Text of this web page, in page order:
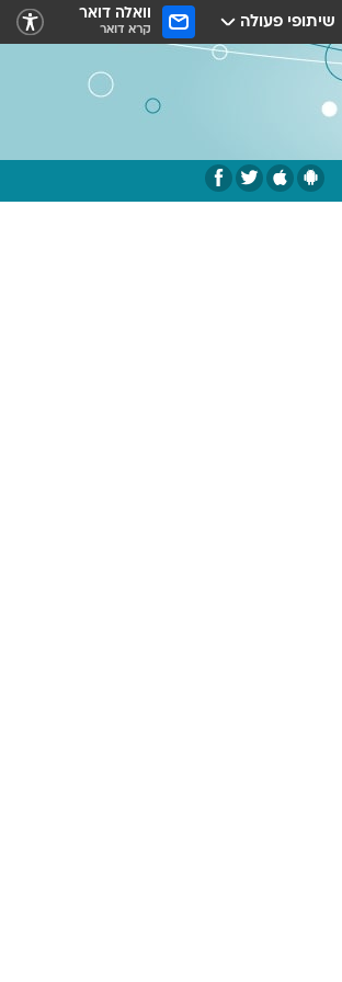
שיתופי פעולה וואלה דואר
קרא דואר